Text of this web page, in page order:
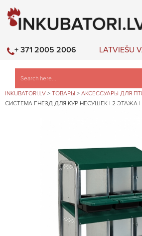
LATVIEŠU
+ 371 2005 2006
INKUBATORI.LV > ТОВАРЫ > АКСЕССУАРЫ ДЛЯ
СИСТЕМА ГНЕЗД ДЛЯ КУР НЕСУШЕК | 2 ЭТАЖА |